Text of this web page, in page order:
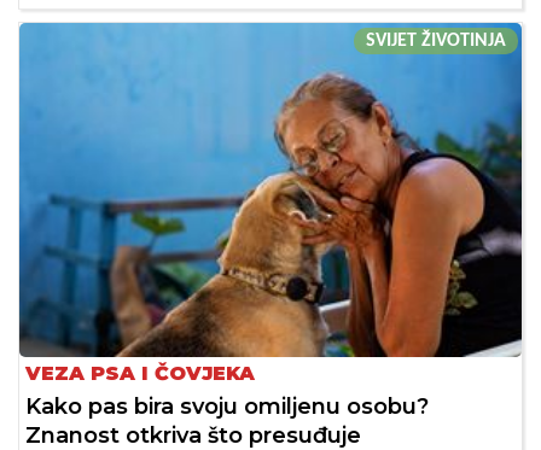
SVIJET ŽIVOTINJA
VEZA PSA I ČOVJEKA
Kako pas bira svoju omiljenu osobu?
Znanost otkriva što presuđuje